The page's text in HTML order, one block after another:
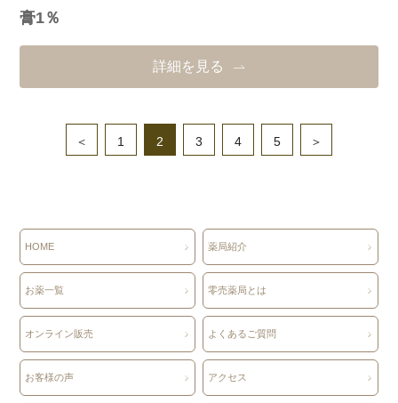
膏1％
詳細を見る
＜ 1 2 3 4 5 ＞
HOME 薬局紹介
お薬一覧 零売薬局とは
オンライン販売 よくあるご質問
お客様の声 アクセス